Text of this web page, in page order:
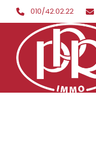
Aller au contenu
010/42.02.22